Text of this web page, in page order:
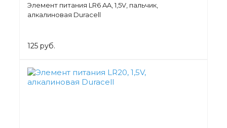
Элемент питания LR6 AA, 1,5V, пальчик,
алкалиновая Duracell
125 руб.